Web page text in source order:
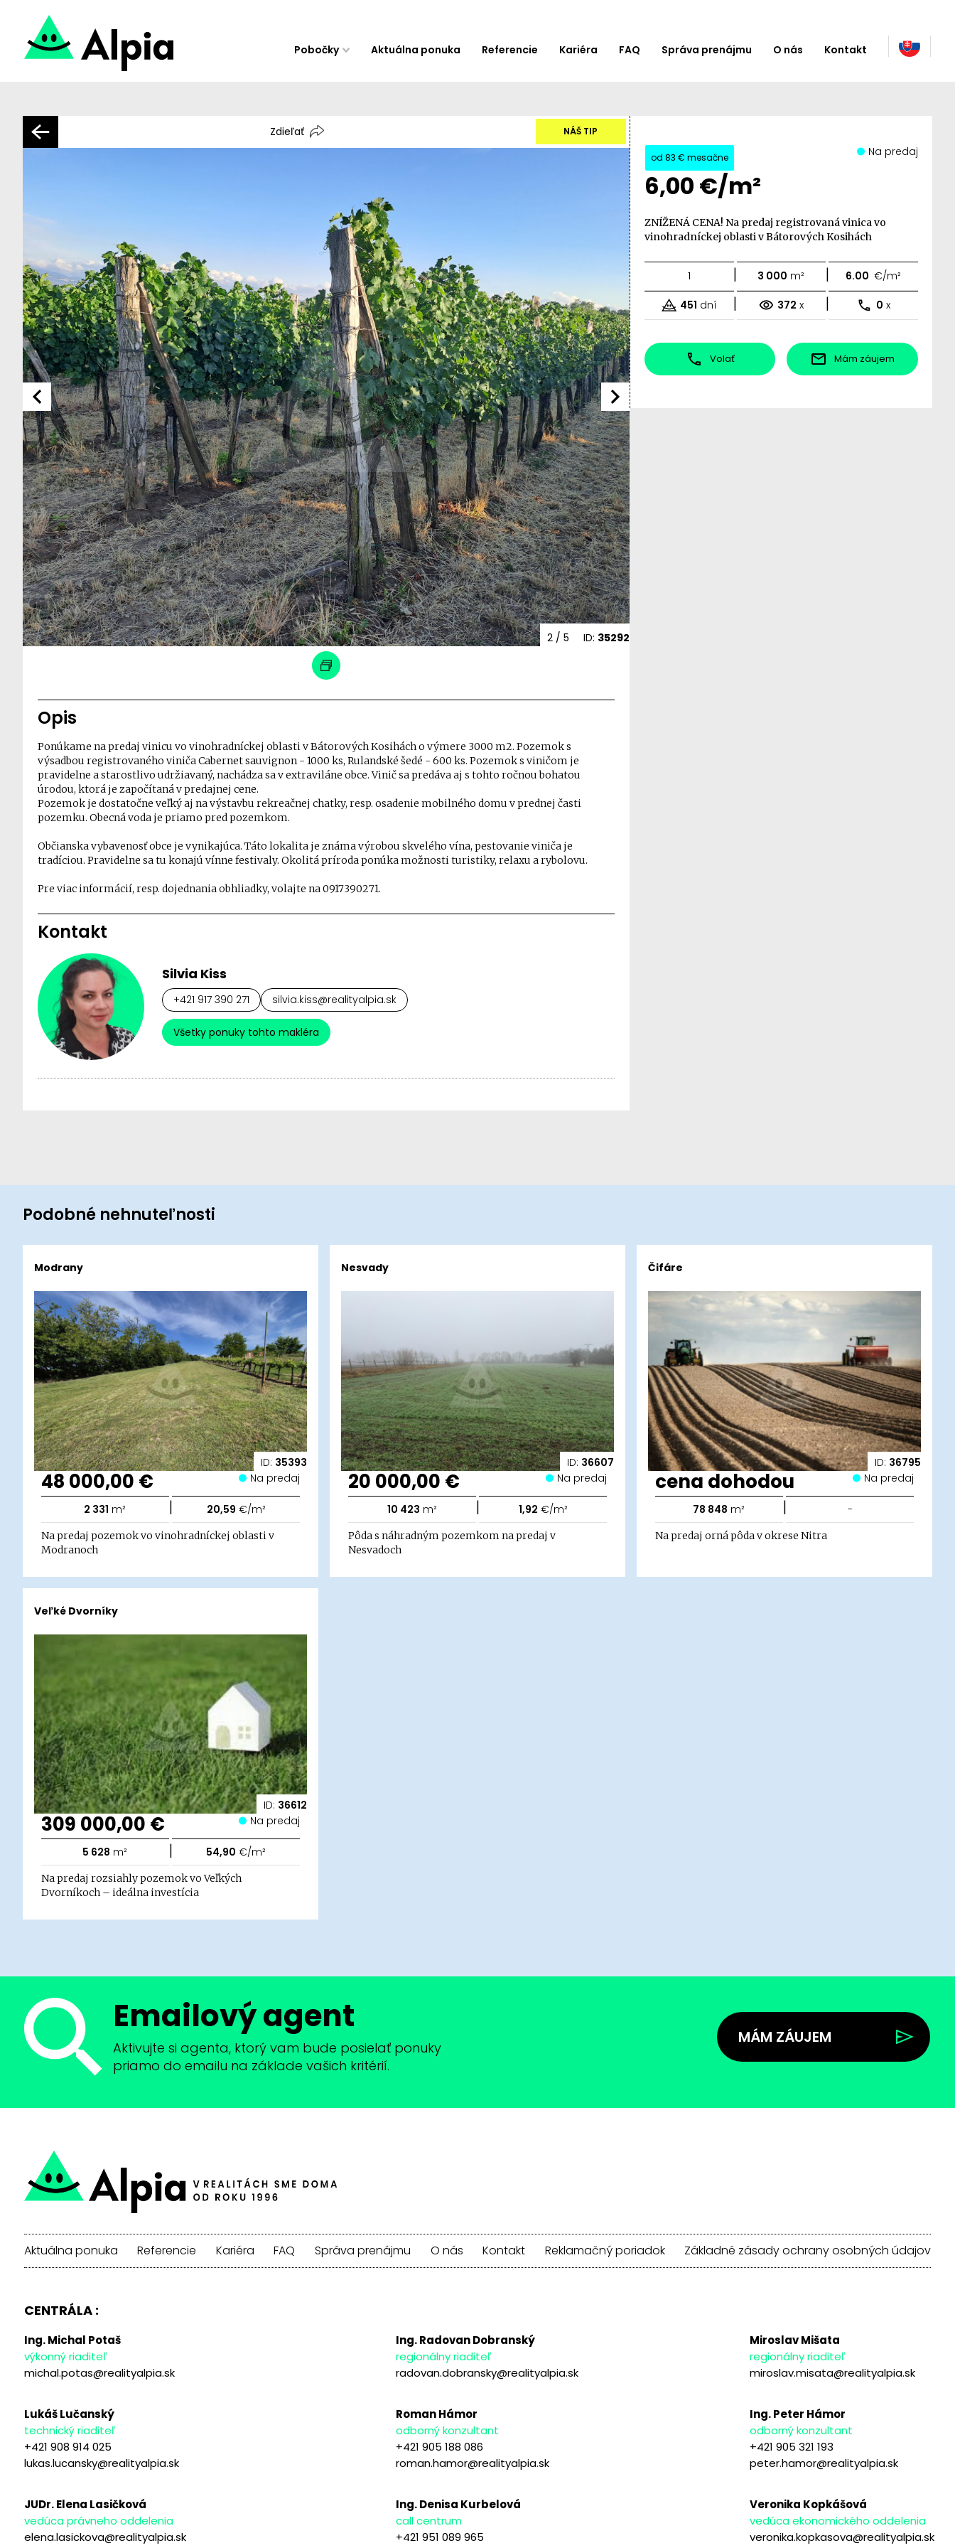
Pobočky Aktuálna ponuka Referencie Kariéra FAQ Správa prenájmu O nás Kontakt
Zdieľať NÁŠ TIP
ID: 35292
2/ 5
od 83 € mesačne
6,00 €/m²
Na predaj
ZNÍŽENÁ CENA! Na predaj registrovaná vinica vo
vinohradníckej oblasti v Bátorových Kosihách
1 | 3 000 m² | 6.00 €/m²
451 dní | 372 x | 0 x
Volať Mám záujem
Opis
Ponúkame na predaj vinicu vo vinohradníckej oblasti v Bátorových Kosihách o výmere 3000 m2. Pozemok s
výsadbou registrovaného viniča Cabernet sauvignon - 1000 ks, Rulandské šedé - 600 ks. Pozemok s viničom je
pravidelne a starostlivo udržiavaný, nachádza sa v extraviláne obce. Vinič sa predáva aj s tohto ročnou bohatou
úrodou, ktorá je započítaná v predajnej cene.
Pozemok je dostatočne veľký aj na výstavbu rekreačnej chatky, resp. osadenie mobilného domu v prednej časti
pozemku. Obecná voda je priamo pred pozemkom.
Občianska vybavenosť obce je vynikajúca. Táto lokalita je známa výrobou skvelého vína, pestovanie viniča je
tradíciou. Pravidelne sa tu konajú vínne festivaly. Okolitá príroda ponúka možnosti turistiky, relaxu a rybolovu.
Pre viac informácií, resp. dojednania obhliadky, volajte na 0917390271.
Kontakt
Silvia Kiss
+421 917 390 271 silvia.kiss@realityalpia.sk
Všetky ponuky tohto makléra
Podobné nehnuteľnosti
ID: 35393
Modrany
48 000,00 € Na predaj
2 331 m² | 20,59 €/m²
Na predaj pozemok vo vinohradníckej oblasti v
Modranoch
ID: 36607
Nesvady
20 000,00 € Na predaj
10 423 m² | 1,92 €/m²
Pôda s náhradným pozemkom na predaj v
Nesvadoch
ID: 36795
Čifáre
cena dohodou Na predaj
78 848 m² | -
Na predaj orná pôda v okrese Nitra
ID: 36612
Veľké Dvorníky
309 000,00 € Na predaj
5 628 m² | 54,90 €/m²
Na predaj rozsiahly pozemok vo Veľkých
Dvorníkoch – ideálna investícia
Emailový agent
Aktivujte si agenta, ktorý vam bude posielať ponuky
priamo do emailu na základe vašich kritérií.
MÁM ZÁUJEM
Aktuálna ponuka Referencie Kariéra FAQ Správa prenájmu O nás Kontakt Reklamačný poriadok Základné zásady ochrany osobných údajov
CENTRÁLA :
Ing. Michal Potaš
výkonný riaditeľ
michal.potas@realityalpia.sk
Ing. Radovan Dobranský
regionálny riaditeľ
radovan.dobransky@realityalpia.sk
Miroslav Mišata
regionálny riaditeľ
miroslav.misata@realityalpia.sk
Lukáš Lučanský
technický riaditeľ
+421 908 914 025
lukas.lucansky@realityalpia.sk
Roman Hámor
odborný konzultant
+421 905 188 086
roman.hamor@realityalpia.sk
Ing. Peter Hámor
odborný konzultant
+421 905 321 193
peter.hamor@realityalpia.sk
JUDr. Elena Lasičková
vedúca právneho oddelenia
elena.lasickova@realityalpia.sk
Ing. Denisa Kurbelová
call centrum
+421 951 089 965
Veronika Kopkášová
vedúca ekonomického oddelenia
veronika.kopkasova@realityalpia.sk